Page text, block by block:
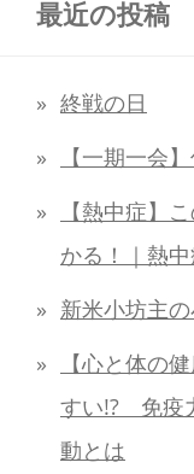
最近の投稿
終戦の日
【一期一会
【熱中症】
かる！｜熱
新米小坊主
【心と体の
すい!? 免疫
動とは